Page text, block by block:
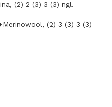
(2) 2 (3) 3 (3) ngl.
(2) 3 (3) 3 (3)